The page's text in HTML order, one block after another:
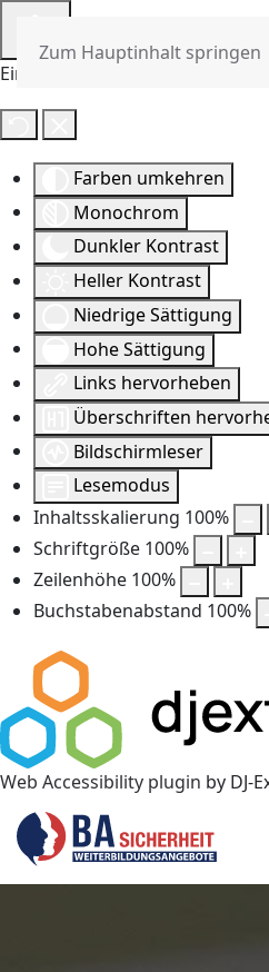
Eingabehilfen öffnen
Farben umkehren
Monochrom
Dunkler Kontrast
Heller Kontrast
Niedrige Sättigung
Hohe Sättigung
Links hervorheben
Überschriften
Bildschirmleser
Lesemodus
Inhaltsskalierung 100%
Schriftgröße 100%
Zeilenhöhe 100%
Buchstabenabstand 100%
Web Accessibility plugin by DJ-
Zum Hauptinhalt springen